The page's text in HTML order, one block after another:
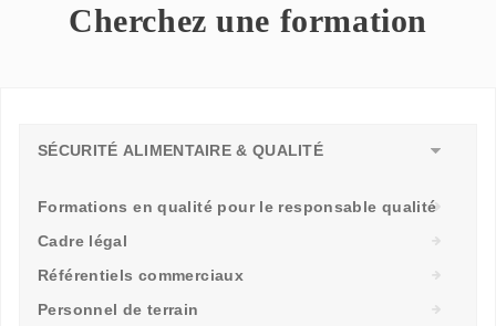
Cherchez une formation
SÉCURITÉ ALIMENTAIRE & QUALITÉ
Formations en qualité pour le responsable qualité
Cadre légal
Référentiels commerciaux
Personnel de terrain